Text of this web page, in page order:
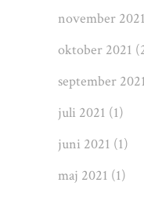
november 2021
oktober 2021
september
juli 2021 (1)
juni 2021 (1)
maj 2021 (1)